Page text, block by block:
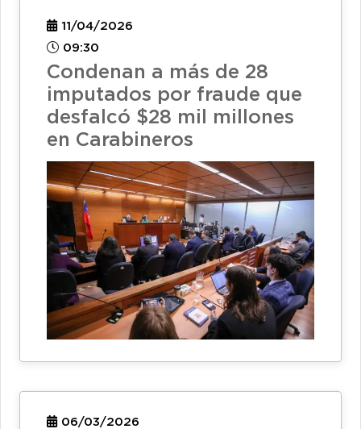
11/04/2026
09:30
Condenan a más de 28
imputados por fraude que
desfalcó $28 mil millones
en Carabineros
06/03/2026